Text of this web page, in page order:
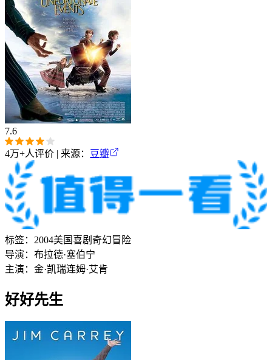
7.6
4万+人评价 | 来源： 豆瓣
标签： 2004美国喜剧 奇幻冒险
导演： 布拉德·塞伯宁
主演： 金·凯瑞连姆·艾肯
好好先生